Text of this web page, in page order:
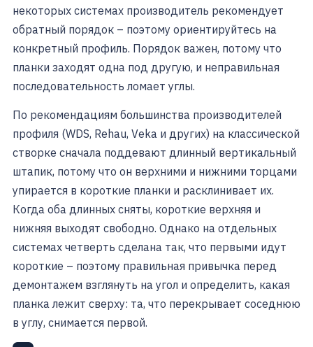
некоторых системах производитель рекомендует
обратный порядок – поэтому ориентируйтесь на
конкретный профиль. Порядок важен, потому что
планки заходят одна под другую, и неправильная
последовательность ломает углы.
По рекомендациям большинства производителей
профиля (WDS, Rehau, Veka и других) на классической
створке сначала поддевают длинный вертикальный
штапик, потому что он верхними и нижними торцами
упирается в короткие планки и расклинивает их.
Когда оба длинных сняты, короткие верхняя и
нижняя выходят свободно. Однако на отдельных
системах четверть сделана так, что первыми идут
короткие – поэтому правильная привычка перед
демонтажем взглянуть на угол и определить, какая
планка лежит сверху: та, что перекрывает соседнюю
в углу, снимается первой.